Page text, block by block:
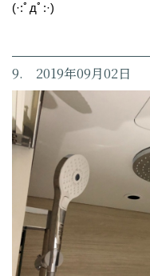
(·:ﾟдﾟ:·)
9. 2019年09月02日